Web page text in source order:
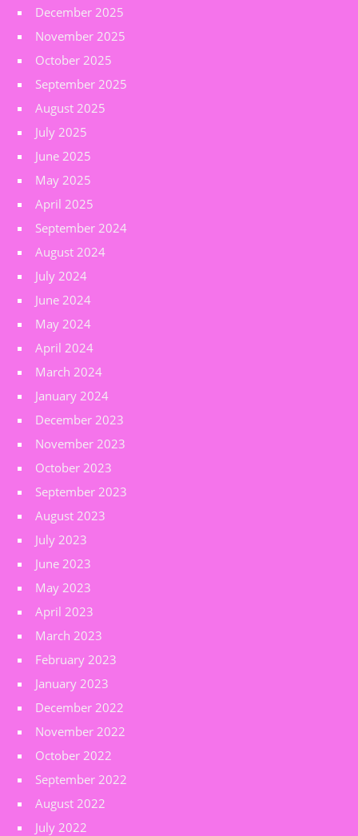
December 2025
November 2025
October 2025
September 2025
August 2025
July 2025
June 2025
May 2025
April 2025
September 2024
August 2024
July 2024
June 2024
May 2024
April 2024
March 2024
January 2024
December 2023
November 2023
October 2023
September 2023
August 2023
July 2023
June 2023
May 2023
April 2023
March 2023
February 2023
January 2023
December 2022
November 2022
October 2022
September 2022
August 2022
July 2022